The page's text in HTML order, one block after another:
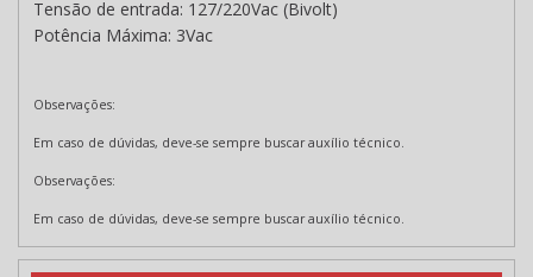
Tensão de entrada: 127/220Vac (Bivolt)
Potência Máxima: 3Vac
Observações:
Em caso de dúvidas, deve-se sempre buscar auxílio técnico.
Observações:
Em caso de dúvidas, deve-se sempre buscar auxílio técnico.